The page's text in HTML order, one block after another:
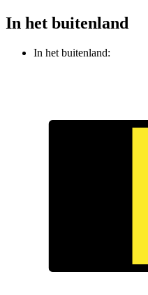
In het buitenland
In het buitenland: